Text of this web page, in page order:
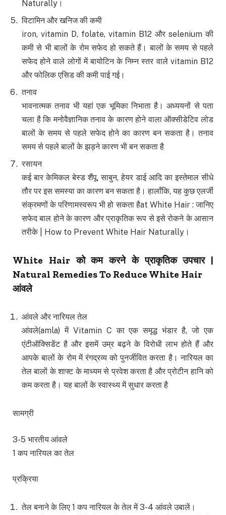
Naturally।
विटामिन और खनिज की कमी
iron, vitamin D, folate, vitamin B12 और selenium की
कमी से भी बालों के रोम सफेद हो सकते हैं। बालों के समय से पहले
सफेद होने वाले लोगों में बायोटिन के निम्न स्तर वाले vitamin B12
और फोलिक एसिड की कमी पाई गई।
तनाव
भावनात्मक तनाव भी यहां एक भूमिका निभाता है। अध्ययनों से पता
चला है कि मनोवैज्ञानिक तनाव के कारण होने वाला ऑक्सीडेटिव लोड
बालों के समय से पहले सफेद होने का कारण बन सकता है। तनाव
समय से पहले बालों के झड़ने कारण भी बन सकता है
रसायन
कई बार केमिकल बेस्ड शैंपू, साबुन, हेयर डाई आदि का इस्तेमाल सीधे
तौर पर इस समस्या का कारण बन सकता है। हालाँकि, यह कुछ एलर्जी
संक्रमणों के परिणामस्वरूप भी हो सकता हैat White Hair : जानिए
सफेद बाल होने के कारण और प्राकृतिक रूप से इसे रोकने के आसान
तरीके | How to Prevent White Hair Naturally।
White Hairको कम करने के प्राकृतिक उपचार |
Natural Remedies To Reduce White Hair
आंवले
आंवले और नारियल तेल
आंवले(amla) में Vitamin C का एक समृद्ध भंडार है, जो एक
एंटीऑक्सिडेंट है और इसमें उम्र बढ़ने के विरोधी लाभ होते हैं और
आपके बालों के रोम में रंगद्रव्य को पुनर्जीवित करता है। नारियल का
तेल बालों के शाफ्ट के माध्यम से प्रवेश करता है और प्रोटीन हानि को
कम करता है। यह बालों के स्वास्थ्य में सुधार करता है
सामग्री
3-5 भारतीय आंवले
1 कप नारियल का तेल
प्रक्रिया
तेल बनाने के लिए 1 कप नारियल के तेल में 3-4 आंवले उबालें।